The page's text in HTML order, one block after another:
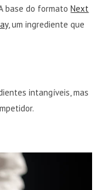
base do formatoNext
, um ingrediente que
intangíveis, mas